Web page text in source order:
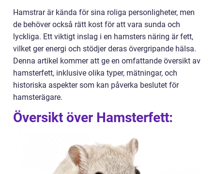
Hamstrar är kända för sina roliga personligheter, men
de behöver också rätt kost för att vara sunda och
lyckliga. Ett viktigt inslag i en hamsters näring är fett,
vilket ger energi och stödjer deras övergripande hälsa.
Denna artikel kommer att ge en omfattande översikt av
hamsterfett, inklusive olika typer, mätningar, och
historiska aspekter som kan påverka beslutet för
hamsterägare.
Översikt över Hamsterfett: